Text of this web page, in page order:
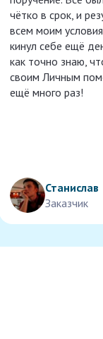
чётко в срок, и
всем моим
кинул себе ещё
как точно знаю,
своим Личным
ещё много раз!
Станислав
Заказчик